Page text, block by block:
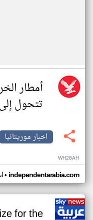
أمطار
تتحول
اخبار موريتانيا
WH28AH
• independentarabia.com
for the